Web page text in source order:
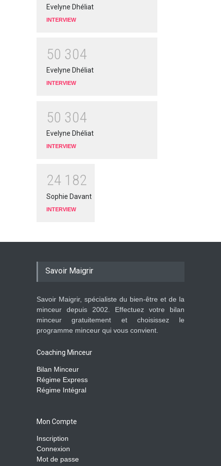
Evelyne Dhéliat
INTERVIEW
50 304
Evelyne Dhéliat
INTERVIEW
50 304
Evelyne Dhéliat
INTERVIEW
24 1 82
Sophie Davant
INTERVIEW
Savoir Maigrir
Savoir Maigrir, spécialiste du bien-être et de la
minceur depuis 2002. Effectuez votre bilan
minceur gratuitement et choisissez le
programme minceur qui vous convient.
Coaching Minceur
Bilan Minceur
Régime Express
Régime Intégral
Mon Compte
Inscription
Connexion
Mot de passe